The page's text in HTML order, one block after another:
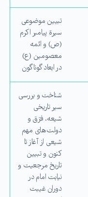
تبیین موضوعی
سیرة پیامبر اکرم
(ص) و ائمه
معصومین (ع)
در ابعاد گوناگون
شناخت و بررسی
سیر تاریخی
شیعه، فرَق و
دولت‌های مهم
شیعی از آغاز تا
كنون و تبیین
تاریخ مرجعیت و
نیابت امام در
دوران غیبت